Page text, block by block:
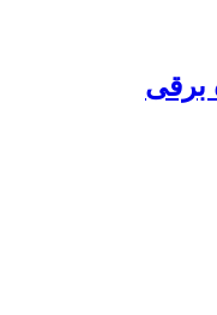
برقی